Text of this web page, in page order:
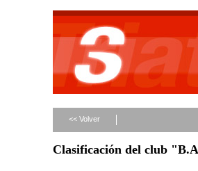
<< Volver
Clasificación del club